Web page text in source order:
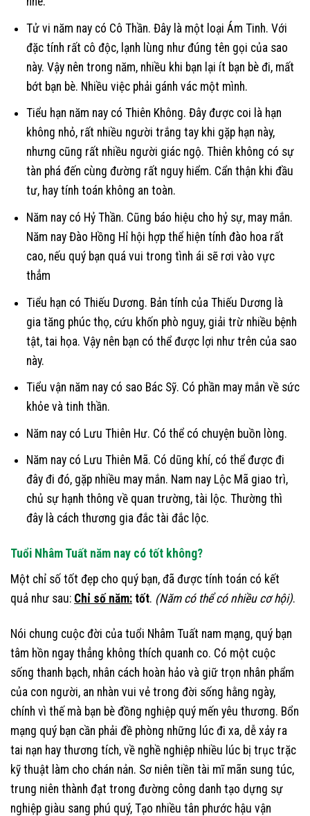
Tử vi năm nay có Cô Thần. Đây là một loại Ám Tinh. Với
đặc tính rất cô độc, lạnh lùng như đúng tên gọi của sao
này. Vậy nên trong năm, nhiều khi bạn lại ít bạn bè đi, mất
bớt bạn bè. Nhiều việc phải gánh vác một mình.
Tiểu hạn năm nay có Thiên Không. Đây được coi là hạn
không nhỏ, rất nhiều người trắng tay khi gặp hạn này,
nhưng cũng rất nhiều người giác ngộ. Thiên không có sự
tàn phá đến cùng đường rất nguy hiểm. Cẩn thận khi đầu
tư, hay tính toán không an toàn.
Năm nay có Hỷ Thần. Cũng báo hiệu cho hỷ sự, may mắn.
Năm nay Đào Hồng Hỉ hội hợp thể hiện tính đào hoa rất
cao, nếu quý bạn quá vui trong tình ái sẽ rơi vào vực
thẳm
Tiểu hạn có Thiếu Dương. Bản tính của Thiếu Dương là
gia tăng phúc thọ, cứu khốn phò nguy, giải trừ nhiều bệnh
tật, tai họa. Vậy nên bạn có thể được lợi như trên của sao
này.
Tiểu vận năm nay có sao Bác Sỹ. Có phần may mắn về sức
khỏe và tinh thần.
Năm nay có Lưu Thiên Hư. Có thể có chuyện buồn lòng.
Năm nay có Lưu Thiên Mã. Có dũng khí, có thể được đi
đây đi đó, gặp nhiều may mắn. Nam nay Lộc Mã giao trì,
chủ sự hạnh thông về quan trường, tài lộc. Thường thì
đây là cách thương gia đắc tài đắc lộc.
Tuổi Nhâm Tuất năm nay có tốt không?
Một chỉ số tốt đẹp cho quý bạn, đã được tính toán có kết
quả như sau: Chỉ số năm: tốt. (Năm có thể có nhiều cơ hội).
Nói chung cuộc đời của tuổi Nhâm Tuất nam mạng, quý bạn
tâm hồn ngay thẳng không thích quanh co. Có một cuộc
sống thanh bạch, nhân cách hoàn hảo và giữ trọn nhân phẩm
của con người, an nhàn vui vẻ trong đời sống hằng ngày,
chính vì thế mà bạn bè đồng nghiệp quý mến yêu thương. Bổn
mạng quý bạn cần phải đề phòng những lúc đi xa, dễ xảy ra
tai nạn hay thương tích, về nghề nghiệp nhiều lúc bị trục trặc
kỹ thuật làm cho chán nản. Sơ niên tiền tài mĩ mãn sung túc,
trung niên thành đạt trong đường công danh tạo dựng sự
nghiệp giàu sang phú quý, Tạo nhiều tân phước hậu vận